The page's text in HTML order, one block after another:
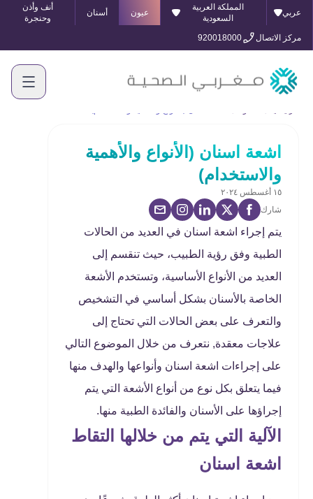
عربي
المملكة العربية
السعودية
عيون أسنان
أنف وأذن
وحنجرة
مركز الاتصال
920018000
اشعة اسنان (الأنواع والأهمية
والاستخدام)
١٥ أغسطس ٢٠٢٤
شارك
يتم إجراء اشعة اسنان في العديد من الحالات
الطبية وفق رؤية الطبيب، حيث تنقسم إلى
العديد من الأنواع الأساسية، وتستخدم الأشعة
الخاصة بالأسنان بشكل أساسي في التشخيص
والتعرف على بعض الحالات التي تحتاج إلى
علاجات معقدة, نتعرف من خلال الموضوع التالي
على إجراءات اشعة اسنان وأنواعها والهدف منها
فيما يتعلق بكل نوع من أنواع الأشعة التي يتم
إجراؤها على الأسنان والفائدة الطبية منها.
الآلية التي يتم من خلالها التقاط
اشعة اسنان